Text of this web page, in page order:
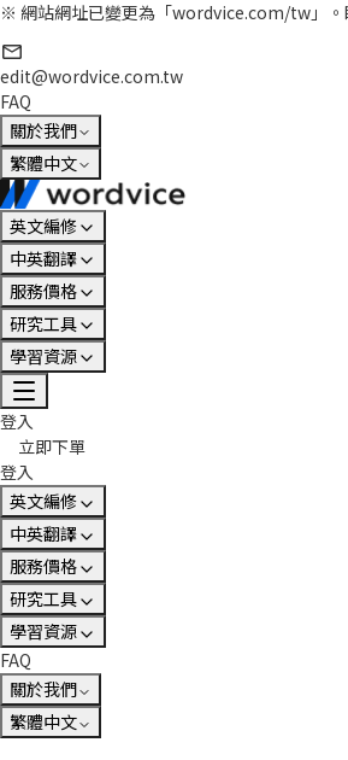
※ 網站網址已變更為「wordvice.com/tw」。
edit@wordvice.com.tw
FAQ
關於我們
繁體中文
英文編修
中英翻譯
服務價格
研究工具
學習資源
登入
立即下單
登入
英文編修
中英翻譯
服務價格
研究工具
學習資源
FAQ
關於我們
繁體中文